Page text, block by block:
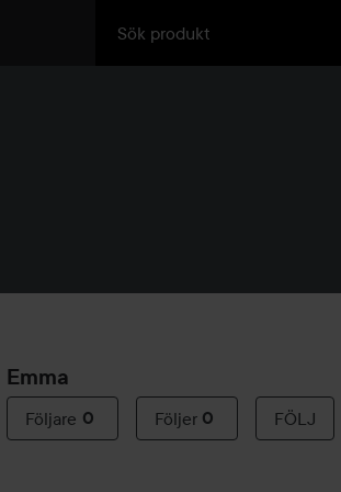
Emma
Följare 0 Följer 0 FÖLJ